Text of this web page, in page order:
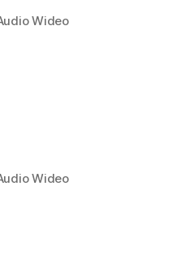
Wideo
Wideo